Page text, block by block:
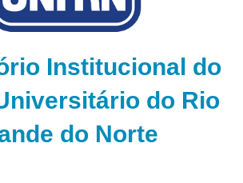
Institucional do
do Rio
do Norte